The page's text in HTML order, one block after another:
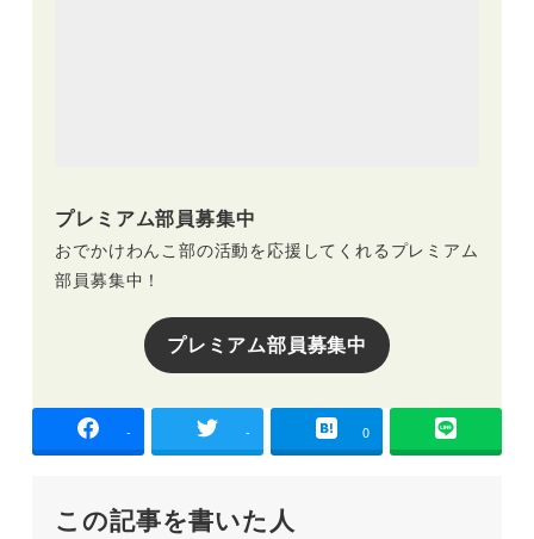
プレミアム部員募集中
おでかけわんこ部の活動を応援してくれるプレミアム
部員募集中！
プレミアム部員募集中
- - 0
この記事を書いた人